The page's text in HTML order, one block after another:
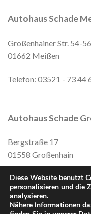
Autohaus Schade
Großenhainer Str. 54-56
01662 Meißen
Telefon: 03521 - 73 44
Autohaus Schade
Bergstraße 17
01558 Großenhain
Telefon: 0173/3511300
Diese Website benutzt
personalisieren und die
analysieren.
Nähere Informationen